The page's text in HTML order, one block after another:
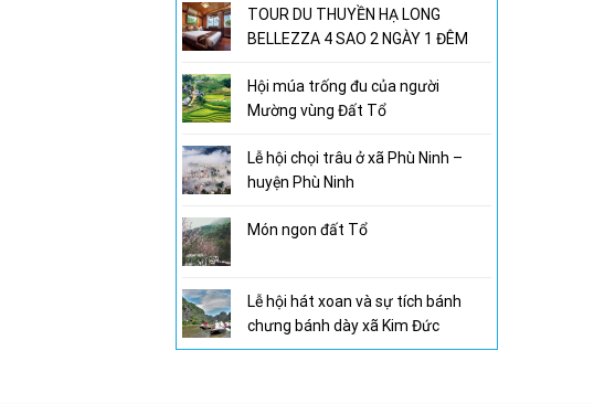
TOUR DU THUYỀN HẠ LONG
BELLEZZA 4 SAO 2 NGÀY 1 ĐÊM
Hội múa trống đu của người
Mường vùng Đất Tổ
Lễ hội chọi trâu ở xã Phù Ninh –
huyện Phù Ninh
Món ngon đất Tổ
Lễ hội hát xoan và sự tích bánh
chưng bánh dày xã Kim Đức